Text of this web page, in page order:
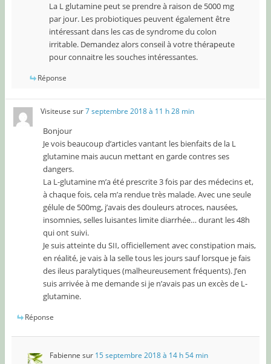
La L glutamine peut se prendre à raison de 5000 mg
par jour. Les probiotiques peuvent également être
intéressant dans les cas de syndrome du colon
irritable. Demandez alors conseil à votre thérapeute
pour connaitre les souches intéressantes.
Réponse
Visiteuse sur7 septembre 2018 à 11 h 28 min
Bonjour
Je vois beaucoup d’articles vantant les bienfaits de la L
glutamine mais aucun mettant en garde contres ses
dangers.
La L-glutamine m’a été prescrite 3 fois par des médecins et,
à chaque fois, cela m’a rendue très malade. Avec une seule
gélule de 500mg, j’avais des douleurs atroces, nausées,
insomnies, selles luisantes limite diarrhée… durant les 48h
qui ont suivi.
Je suis atteinte du SII, officiellement avec constipation mais,
en réalité, je vais à la selle tous les jours sauf lorsque je fais
des ileus paralytiques (malheureusement fréquents). J’en
suis arrivée à me demande si je n’avais pas un excès de L-
glutamine.
Réponse
Fabienne sur 15 septembre 2018 à 14 h 54 min